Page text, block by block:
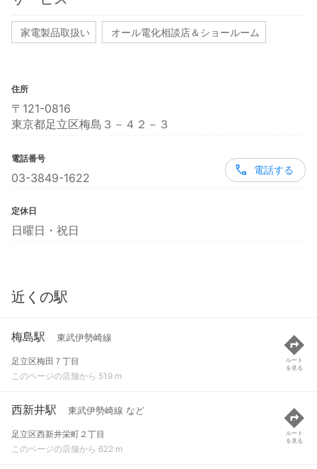
家電製品取扱い オール電化相談店＆ショールーム
住所
〒121-0816
東京都足立区梅島３－４２－３
電話番号
03-3849-1622
電話する
定休日
日曜日・祝日
近くの駅
梅島駅 東武伊勢崎線
足立区梅田７丁目
このページの店舗から 519 m
ルート
を見る
西新井駅 東武伊勢崎線 など
足立区西新井栄町２丁目
このページの店舗から 622 m
ルート
を見る